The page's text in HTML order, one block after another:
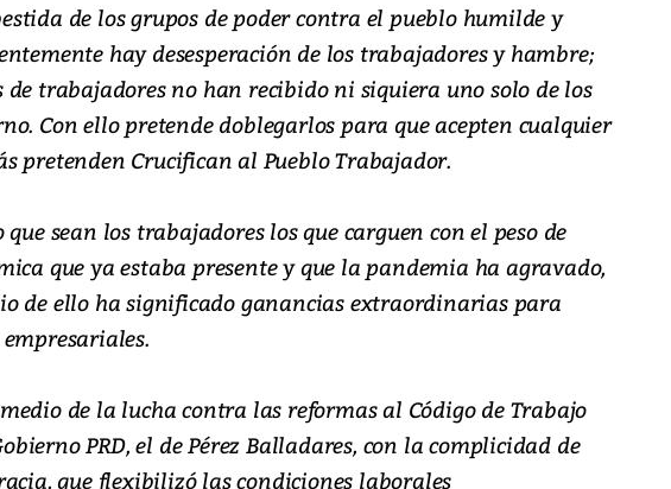
de los grupos de poder contra el pueblo humilde y
hay desesperación de los trabajadores y hambre;
de trabajadores no han recibido ni siquiera uno solo de los
Con ello pretende doblegarlos para que acepten cualquier
pretenden Crucifican al Pueblo Trabajador.
que sean los trabajadores los que carguen con el peso de
que ya estaba presente y que la pandemia ha agravado,
de ello ha significado ganancias extraordinarias para
de la lucha contra las reformas al Código de Trabajo
PRD, el de Pérez Balladares, con la complicidad de
que flexibilizó las condiciones laborales